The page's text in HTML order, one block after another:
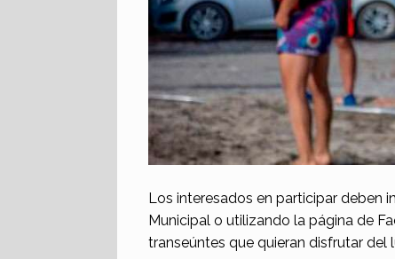
Los interesados en participar deben
Municipal o utilizando la página de
transeúntes que quieran disfrutar